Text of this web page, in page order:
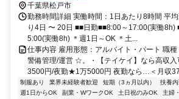
千葉県松戸市
勤務時間詳細 実働時間：1日あたり8時間 平
り4日 〜 20日 ■■日勤■■8:00～17:00(実働8h)
5:00(実働8h) ＊週1日～OK ＊土...
仕事内容 雇用形態：アルバイト・パート 職種
警備管理/運営 ☆。・【テイケイ】なら高収
3500円/夜勤★1万5000円 夜勤なら…＜月収
制服あり 業界未経験者歓迎 短期（3ヵ月以内） 扶養
週1日からOK
副業・WワークOK 土日祝のみOK 主婦